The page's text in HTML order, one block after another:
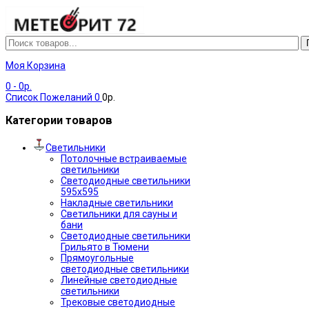
Моя Корзина
0 - 0р.
Список Пожеланий 0 0р.
Категории товаров
Светильники
Потолочные встраиваемые
светильники
Светодиодные светильники
595х595
Накладные светильники
Светильники для сауны и
бани
Светодиодные светильники
Грильято в Тюмени
Прямоугольные
светодиодные светильники
Линейные светодиодные
светильники
Трековые светодиодные